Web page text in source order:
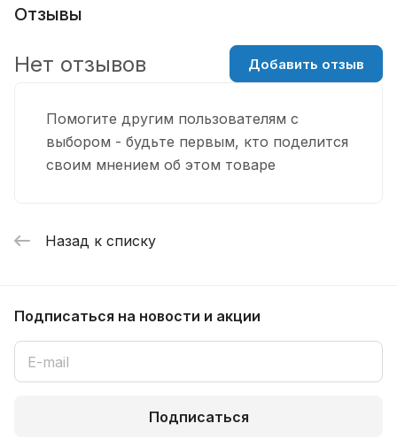
Отзывы
Помогите другим пользователям с
выбором - будьте первым, кто поделится
своим мнением об этом товаре
Нет отзывов Добавить отзыв
Назад к списку
Подписаться на новости и акции
Подписаться